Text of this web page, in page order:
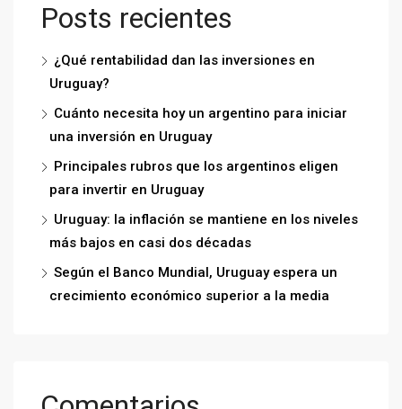
Posts recientes
¿Qué rentabilidad dan las inversiones en
Uruguay?
Cuánto necesita hoy un argentino para iniciar
una inversión en Uruguay
Principales rubros que los argentinos eligen
para invertir en Uruguay
Uruguay: la inflación se mantiene en los niveles
más bajos en casi dos décadas
Según el Banco Mundial, Uruguay espera un
crecimiento económico superior a la media